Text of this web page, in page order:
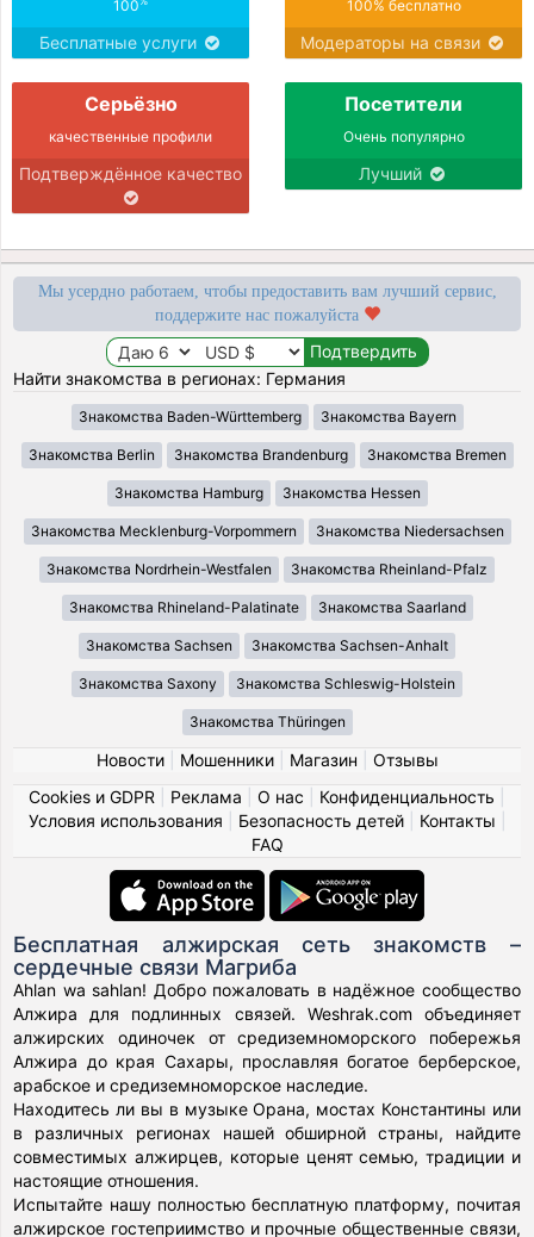
100
Бесплатные услуги
100% бесплатно
Модераторы на связи
Серьёзно
качественные профили
Подтверждённое качество
Посетители
Очень популярно
Лучший
Мы усердно работаем, чтобы предоставить вам лучший сервис,
поддержите нас пожалуйста
Найти знакомства в регионах: Германия
Знакомства Baden-Württemberg Знакомства Bayern
Знакомства Berlin Знакомства Brandenburg Знакомства Bremen
Знакомства Hamburg Знакомства Hessen
Знакомства Mecklenburg-Vorpommern Знакомства Niedersachsen
Знакомства Nordrhein-Westfalen Знакомства Rheinland-Pfalz
Знакомства Rhineland-Palatinate Знакомства Saarland
Знакомства Sachsen Знакомства Sachsen-Anhalt
Знакомства Saxony Знакомства Schleswig-Holstein
Знакомства Thüringen
Новости| Мошенники| Магазин
Отзывы
Cookies и GDPR
Реклама О нас Конфиденциальность
Условия использования
Безопасность детей| Контакты
FAQ
Бесплатная алжирская сеть знакомств –
сердечные связи Магриба
Ahlan wa sahlan! Добро пожаловать в надёжное сообщество
Алжира для подлинных связей. Weshrak.com объединяет
алжирских одиночек от средиземноморского побережья
Алжира до края Сахары, прославляя богатое берберское,
арабское и средиземноморское наследие.
Находитесь ли вы в музыке Орана, мостах Константины или
в различных регионах нашей обширной страны, найдите
совместимых алжирцев, которые ценят семью, традиции и
настоящие отношения.
Испытайте нашу полностью бесплатную платформу, почитая
алжирское гостеприимство и прочные общественные связи,